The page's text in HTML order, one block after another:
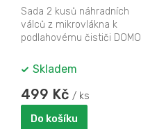
DO236SW-64
Sada 2 kusů náhradních
válců z mikrovlákna k
podlahovému čističi DOMO
Skladem
499 Kč / ks
Do košíku